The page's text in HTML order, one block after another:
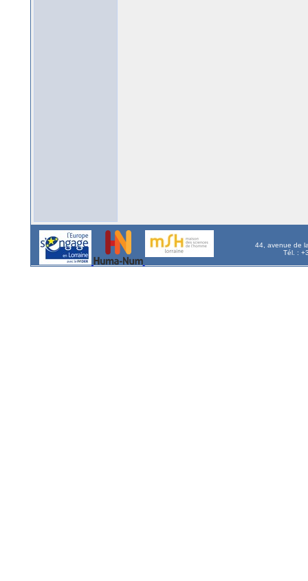
44, avenue de
Tél. :